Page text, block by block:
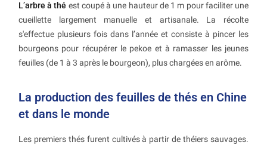
L’arbre à thé est coupé à une hauteur de 1 m pour faciliter une
cueillette largement manuelle et artisanale. La récolte
s'effectue plusieurs fois dans l’année et consiste à pincer les
bourgeons pour récupérer le pekoe et à ramasser les jeunes
feuilles (de 1 à 3 après le bourgeon), plus chargées en arôme.
La production des feuilles de thés en Chine
et dans le monde
Les premiers thés furent cultivés à partir de théiers sauvages.